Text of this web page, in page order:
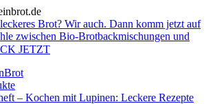
– Kochen mit Lupinen: Leckere Rezepte